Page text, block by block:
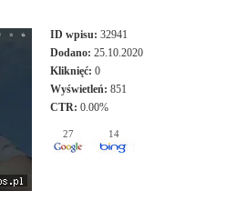
ID wpisu: 32941
Dodano: 25.10.2020
Kliknięć: 0
Wyświetleń: 851
CTR: 0.00%
27 14